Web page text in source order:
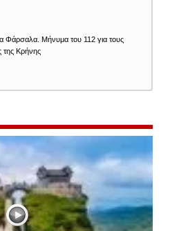
Φάρσαλα. Μήνυμα του 112 για τους
της Κρήνης